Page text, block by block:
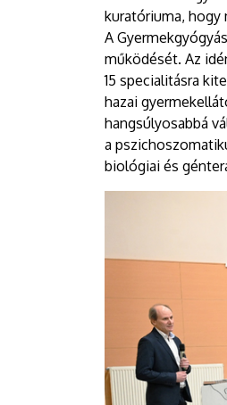
kuratóriuma, hogy
A
működését. Az
15 specialitásra
hazai
hangsúlyosabbá
a
biológiai és